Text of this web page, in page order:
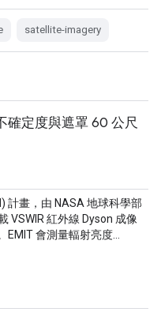
satellite-imagery
確定度與遮罩 60 公尺
計畫，由 NASA 地球科學部
VSWIR 紅外線 Dyson 成像
會測量輻射亮度…